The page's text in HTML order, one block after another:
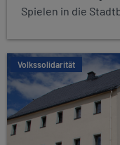
Spielen in die
Volkssolidarität